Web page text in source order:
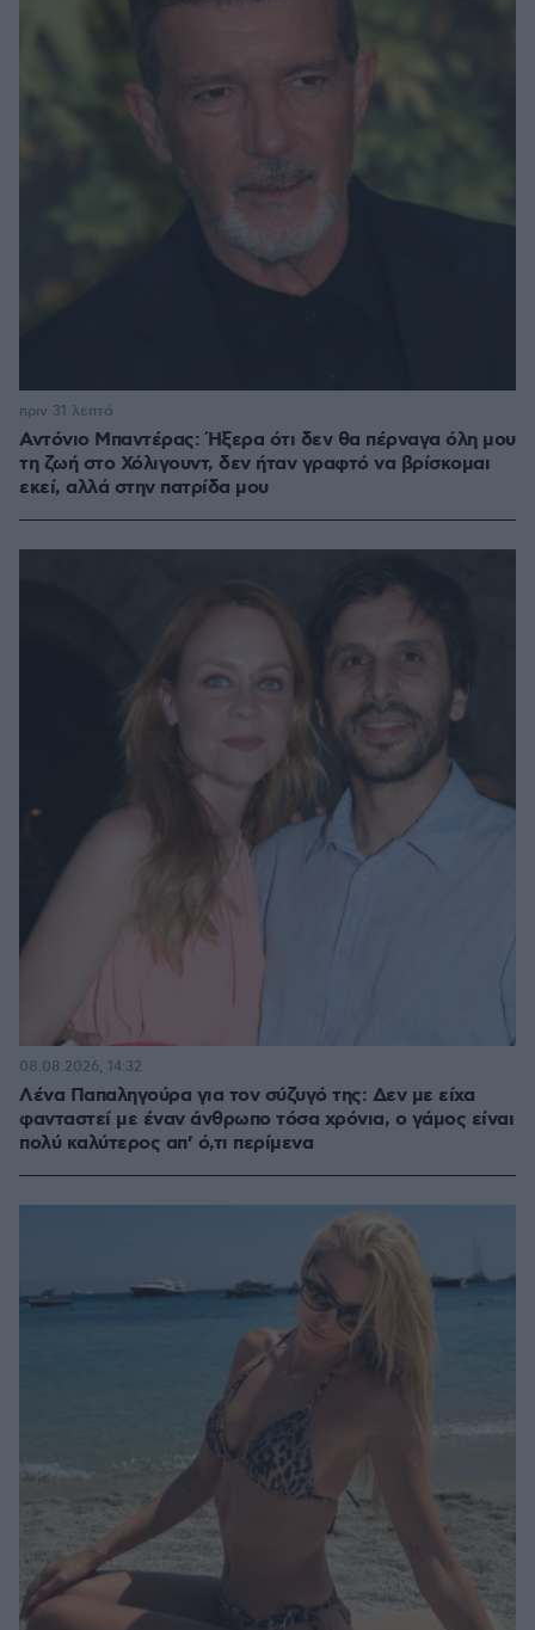
Αντόνιο Μπαντέρας: Ήξερα ότι δεν θα πέρναγα όλη μου
τη ζωή στο Χόλιγουντ, δεν ήταν γραφτό να βρίσκομαι
εκεί, αλλά στην πατρίδα μου
πριν 31 λεπτά
Λένα Παπαληγούρα για τον σύζυγό της: Δεν με είχα
φανταστεί με έναν άνθρωπο τόσα χρόνια, ο γάμος είναι
πολύ καλύτερος απ’ ό,τι περίμενα
08.08.2026, 14:32